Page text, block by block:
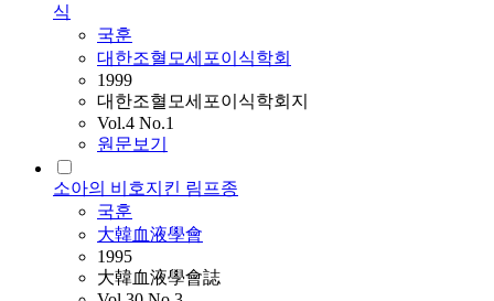
식
국훈
대한조혈모세포이식학회
1999
대한조혈모세포이식학회지
Vol.4 No.1
원문보기
소아의 비호지킨 림프종
국훈
大韓血液學會
1995
大韓血液學會誌